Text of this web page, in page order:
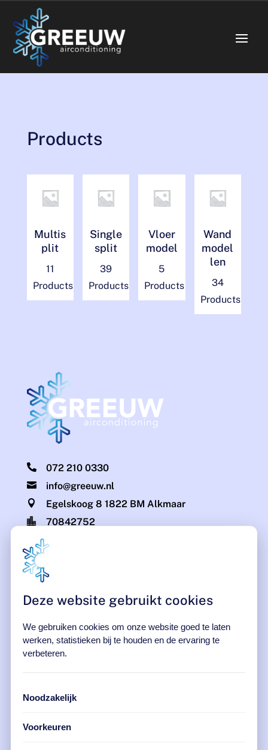
Products
Multis
plit
11
Products
Single
split
39
Products
Vloer
model
5
Products
Wand
model
len
34
Products
 072 210 0330
 info@greeuw.nl
 Egelskoog 8 1822 BM Alkmaar
 70842752
Storingsdienst
Vrijblijvend advies op locatie
NVKL Leveringsvoorwaarden (Zakelijk)
NVKL Leveringsvoorwaarden
DEKRA-gecertificeerd
Deze website gebruikt cookies
We gebruiken cookies om onze website goed te laten
werken, statistieken bij te houden en de ervaring te
verbeteren.
Noodzakelijk
Voorkeuren